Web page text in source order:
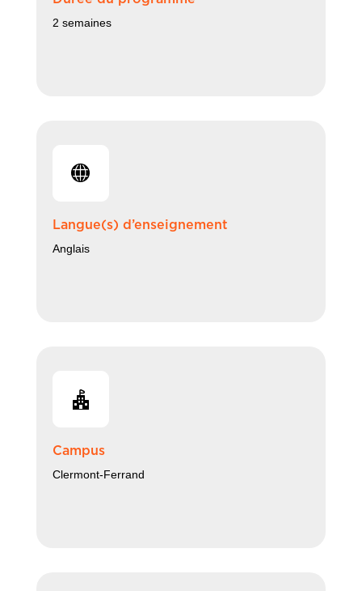
2 semaines
Langue(s) d’enseignement
Anglais
Campus
Clermont-Ferrand